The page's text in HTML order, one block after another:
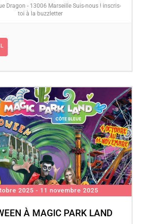
Dragon - 13006 Marseille Suis-nous ! inscris-
toi à la buzzletter
2025 - 11 novembre 2025
À MAGIC PARK LAND